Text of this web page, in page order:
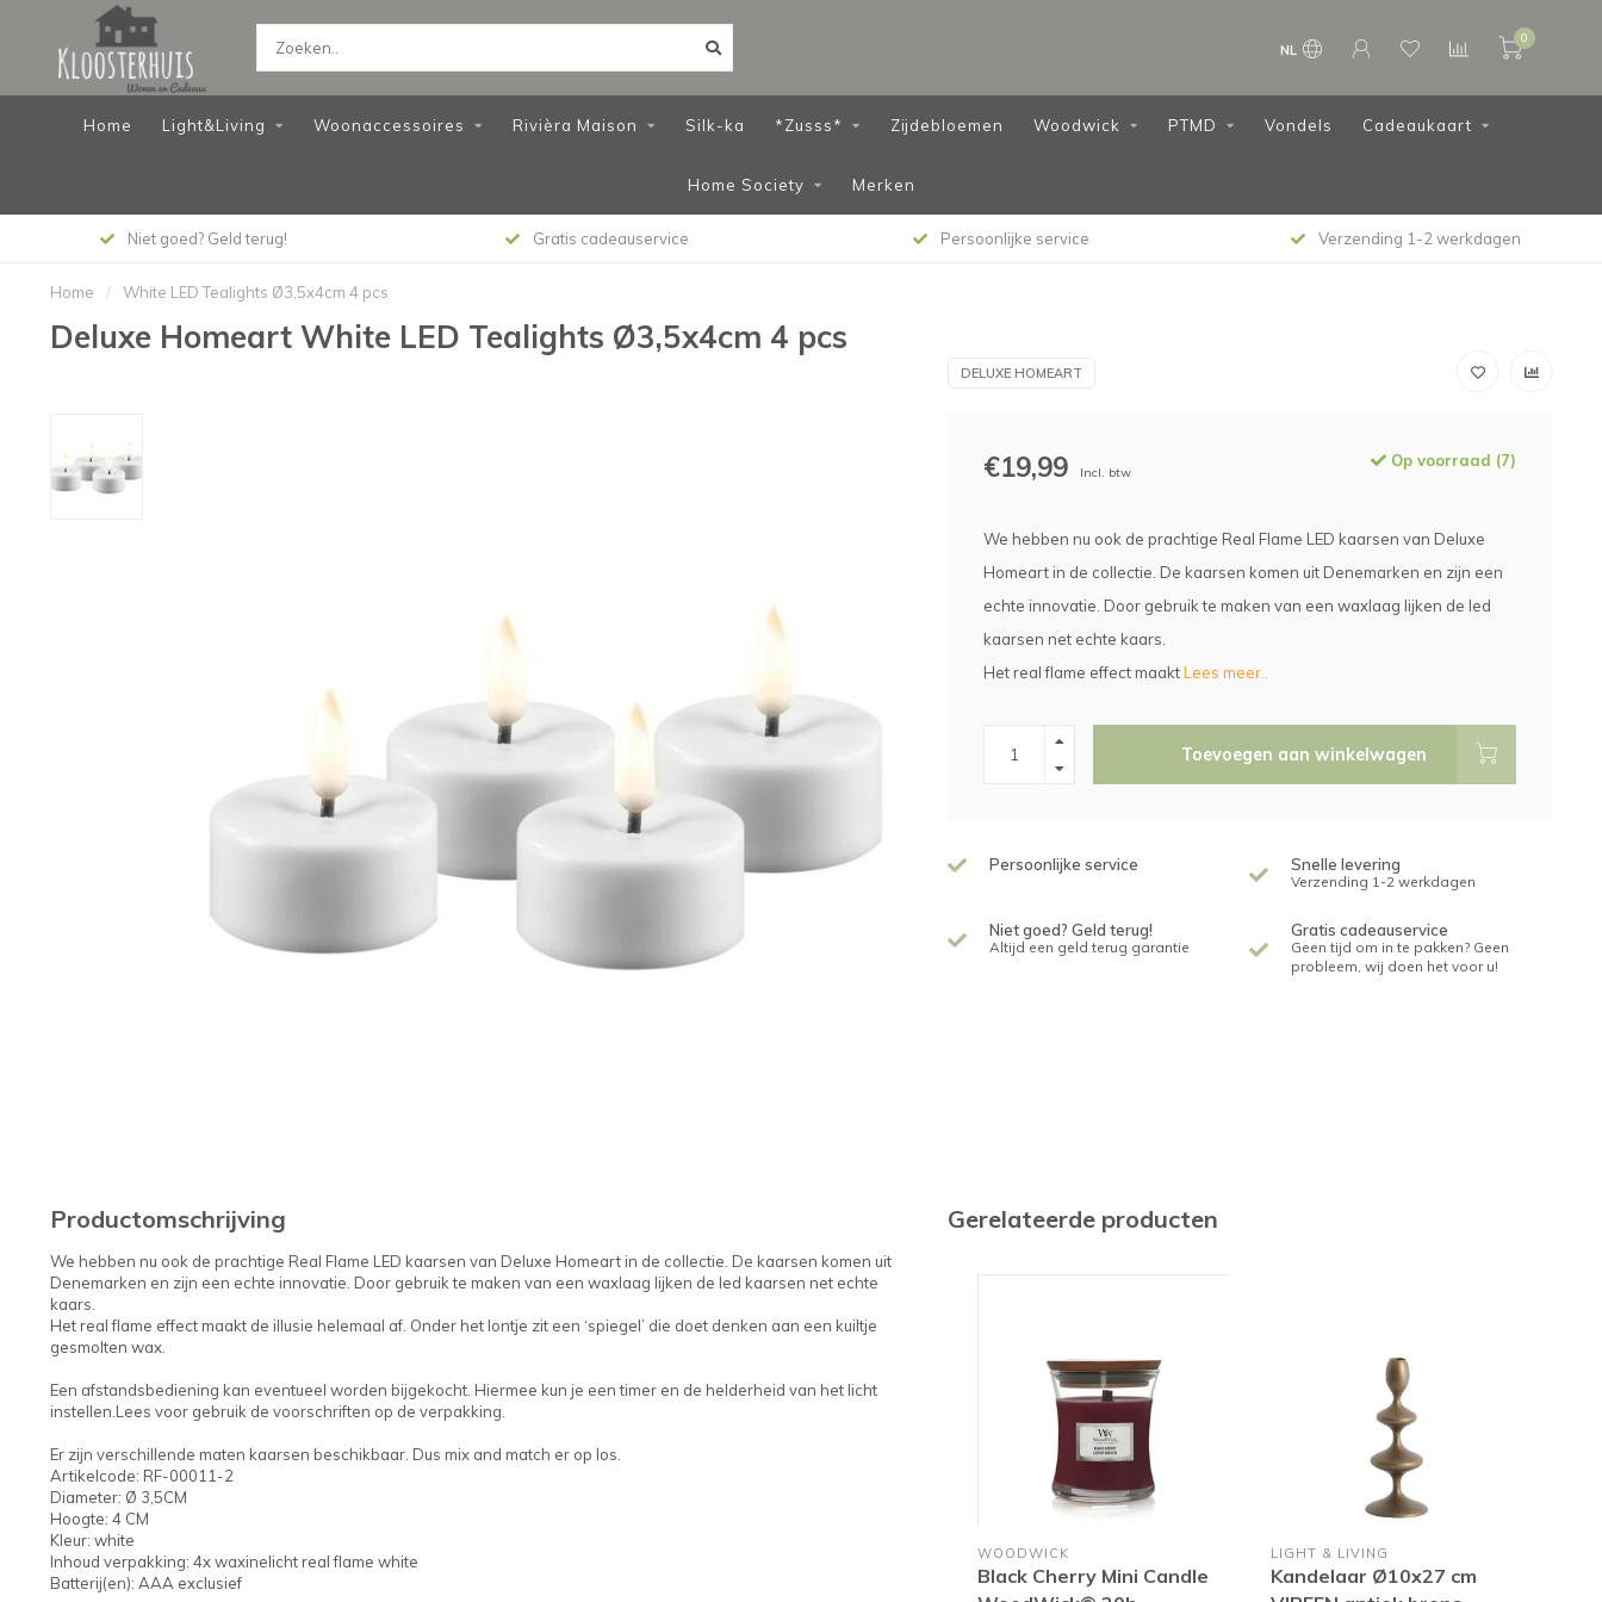
NL
0
Home Light&Living Woonaccessoires Rivièra Maison Silk-ka *Zusss* Zijdebloemen Woodwick PTMD Vondels Cadeaukaart
Home Society Merken
Niet goed? Geld terug! Gratis cadeauservice Persoonlijke service Verzending 1-2 werkdagen
Home / White LED Tealights Ø3,5x4cm 4 pcs
Deluxe Homeart White LED Tealights Ø3,5x4cm 4 pcs
DELUXE HOMEART
€19,99 Incl. btw
Op voorraad (7)
We hebben nu ook de prachtige Real Flame LED kaarsen van Deluxe
Homeart in de collectie. De kaarsen komen uit Denemarken en zijn een
echte innovatie. Door gebruik te maken van een waxlaag lijken de led
kaarsen net echte kaars.
Het real flame effect maaktLees meer..
Toevoegen aan winkelwagen
Persoonlijke service Snelle levering
Verzending 1-2 werkdagen
Niet goed? Geld terug!
Altijd een geld terug garantie
Gratis cadeauservice
Geen tijd om in te pakken? Geen
probleem, wij doen het voor u!
Productomschrijving
We hebben nu ook de prachtige Real Flame LED kaarsen van Deluxe Homeart in de collectie. De kaarsen komen uit
Denemarken en zijn een echte innovatie. Door gebruik te maken van een waxlaag lijken de led kaarsen net echte
kaars.
Het real flame effect maakt de illusie helemaal af. Onder het lontje zit een ‘spiegel’ die doet denken aan een kuiltje
gesmolten wax.
Een afstandsbediening kan eventueel worden bijgekocht. Hiermee kun je een timer en de helderheid van het licht
instellen.Lees voor gebruik de voorschriften op de verpakking.
Er zijn verschillende maten kaarsen beschikbaar. Dus mix and match er op los.
Artikelcode: RF-00011-2
Diameter: Ø 3,5CM
Hoogte: 4 CM
Kleur: white
Inhoud verpakking: 4x waxinelicht real flame white
Batterij(en): AAA exclusief
Gerelateerde producten
WOODWICK
Black Cherry Mini Candle
LIGHT & LIVING
Kandelaar Ø10x27 cm